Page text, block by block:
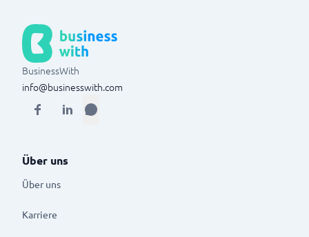
BusinessWith
info@businesswith.com
Über uns
Über uns
Karriere